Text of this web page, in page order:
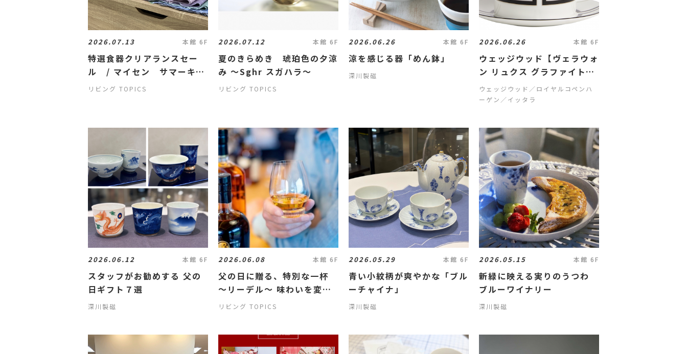
2026.07.13 本館 6F
特選食器クリアランスセー
ル / マイセン サマーキャ
ンペーン
リビング TOPICS
2026.07.12 本館 6F
夏のきらめき 琥珀色の夕涼
み ～Sghr スガハラ～
リビング TOPICS
2026.06.26 本館 6F
涼を感じる器「めん鉢」
深川製磁
2026.06.26 本館 6F
ウェッジウッド【ヴェラウォ
ン リュクス グラファイト」
新作のご案内
ウェッジウッド／ロイヤルコペンハ
ーゲン／イッタラ
2026.06.12 本館 6F
スタッフがお勧めする 父の
日ギフト７選
深川製磁
2026.06.08 本館 6F
父の日に贈る、特別な一杯
～リーデル～ 味わいを変え
る グラスの力
リビング TOPICS
2026.05.29 本館 6F
青い小紋柄が爽やかな「ブル
ーチャイナ」
深川製磁
2026.05.15 本館 6F
新緑に映える実りのうつわ
ブルーワイナリー
深川製磁